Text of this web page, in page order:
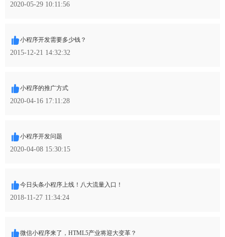
2020-05-29 10:11:56
小程序开发需要多少钱？
2015-12-21 14:32:32
小程序的推广方式
2020-04-16 17:11:28
小程序开发问题
2020-04-08 15:30:15
今日头条小程序上线！八大流量入口！
2018-11-27 11:34:24
微信小程序来了，HTML5产业将迎大变革？